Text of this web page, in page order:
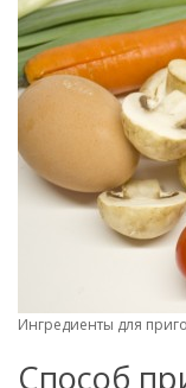
Ингредиенты для
Способ